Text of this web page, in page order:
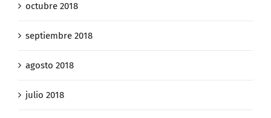
octubre 2018
septiembre 2018
agosto 2018
julio 2018